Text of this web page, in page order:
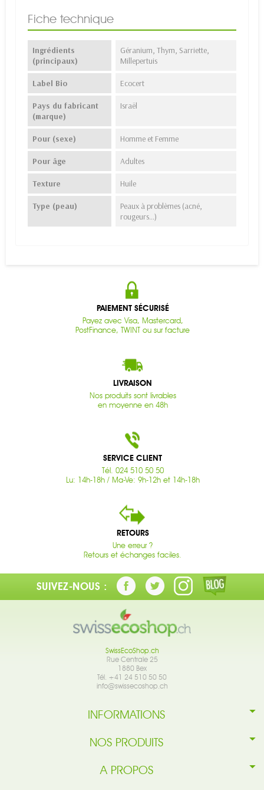
Fiche technique
Ingrédients
(principaux)
Géranium, Thym, Sarriette,
Millepertuis
Label Bio Ecocert
Pays du fabricant
(marque)
Israël
Pour (sexe) Homme et Femme
Pour âge Adultes
Texture Huile
Type (peau)
Peaux à problèmes (acné,
rougeurs…)
PAIEMENT SÉCURISÉ
Payez avec Visa, Mastercard,
PostFinance, TWINT ou sur facture
LIVRAISON
Nos produits sont livrables
en moyenne en 48h
SERVICE CLIENT
Tél. 024 510 50 50
Lu: 14h-18h / Ma-Ve: 9h-12h et 14h-18h
RETOURS
Une erreur ?
Retours et échanges faciles.
SUIVEZ-NOUS :
SwissEcoShop.ch
Rue Centrale 25
1880 Bex
Tél. +41 24 510 50 50
info@swissecoshop.ch
INFORMATIONS
NOS PRODUITS
A PROPOS